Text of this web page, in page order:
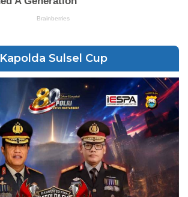
Kapolda Sulsel Cup